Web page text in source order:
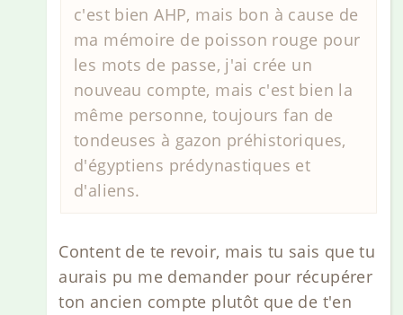
c'est bien AHP, mais bon à cause de
ma mémoire de poisson rouge pour
les mots de passe, j'ai crée un
nouveau compte, mais c'est bien la
même personne, toujours fan de
tondeuses à gazon préhistoriques,
d'égyptiens prédynastiques et
d'aliens.
Content de te revoir, mais tu sais que tu
aurais pu me demander pour récupérer
ton ancien compte plutôt que de t'en